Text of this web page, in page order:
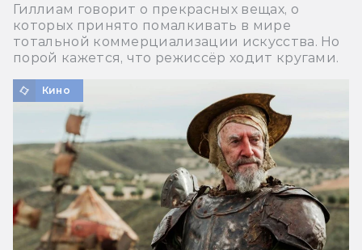
Гиллиам говорит о прекрасных вещах, о
которых принято помалкивать в мире
тотальной коммерциализации искусства. Но
порой кажется, что режиссёр ходит кругами.
Кино